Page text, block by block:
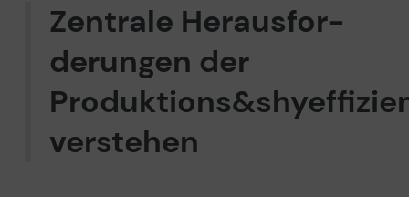
Zentrale Herausfor­
derungen der
verstehen